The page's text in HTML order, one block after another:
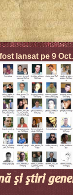
lansat pe 9
şi ştiri